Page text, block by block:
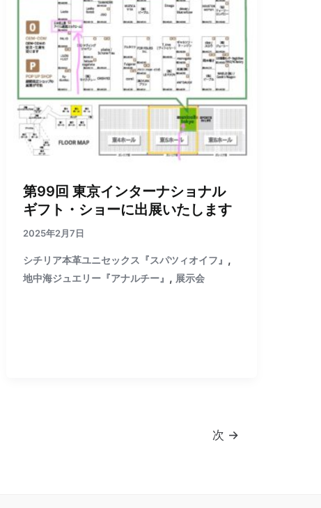
第99回 東京インターナショナル
ギフト・ショーに出展いたします
2025年2月7日
シチリア本革ユニセックス『スパツィオイフ』 ,
地中海ジュエリー『アナルチー』 , 展示会
次 →